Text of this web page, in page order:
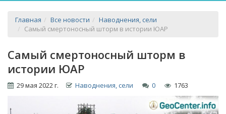
Главная Все новости
Наводнения, сели
Самый смертоносный шторм в истории ЮАР
Самый смертоносный шторм в
истории ЮАР
29 мая 2022 г. Наводнения, сели 0 1763